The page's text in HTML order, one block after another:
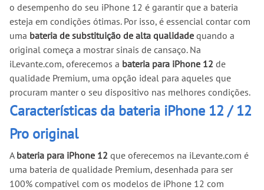
o desempenho do seu iPhone 12 é garantir que a bateria
esteja em condições ótimas. Por isso, é essencial contar com
uma bateria de substituição de alta qualidade quando a
original começa a mostrar sinais de cansaço. Na
iLevante.com, oferecemos a bateria para iPhone 12 de
qualidade Premium, uma opção ideal para aqueles que
procuram manter o seu dispositivo nas melhores condições.
Características da bateria iPhone 12 / 12
Pro original
A bateria para iPhone 12 que oferecemos na iLevante.com é
uma bateria de qualidade Premium, desenhada para ser
100% compatível com os modelos de iPhone 12 com